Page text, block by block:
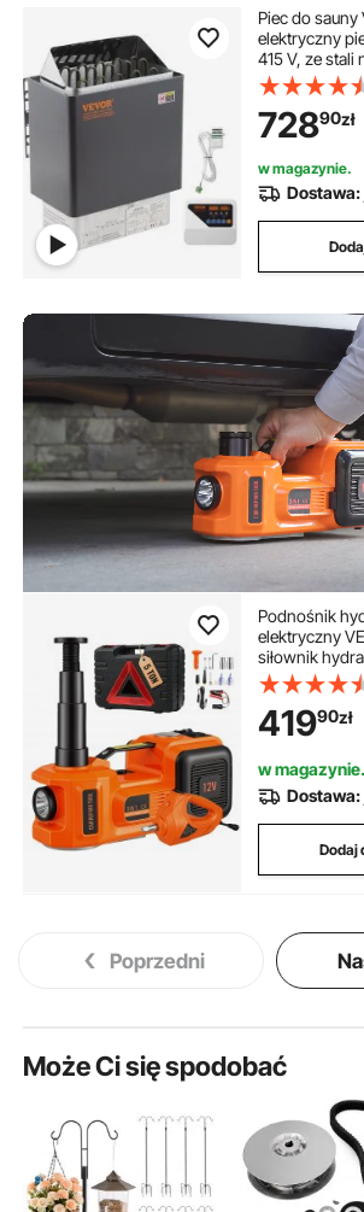
Piec do sauny
elektryczny
415 V, ze stali
elektryczny
trybami
zewnętrznym
czujnikiem
(kamienie do
dołączone)
72890zł
w magazynie.
Dostawa:
Podnośnik
elektryczny
siłownik
mm,
pompą
osobowych,
kluczem
narzędziową,
zasilającym
41990zł
w magazynie.
Dostawa:
Dodaj
Poprzedni
Może Ci się spodobać